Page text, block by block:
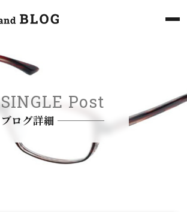
SINGLE Post
ブログ詳細